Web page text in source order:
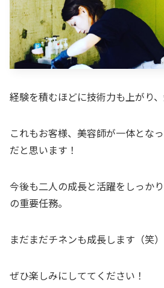
経験を積むほどに技術力も上がり
これもお客様、美容師が一体とな
だと思います！
今後も二人の成長と活躍をしっか
の重要任務。
まだまだチネンも成長します（笑）
ぜひ楽しみにしててください！